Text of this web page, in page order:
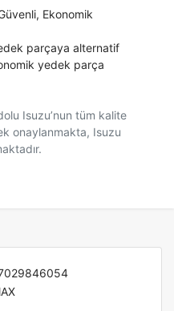
Ekonomik
parçaya alternatif
yedek parça
Isuzu’nun tüm kalite
onaylanmakta, Isuzu